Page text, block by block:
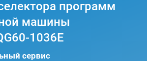
программ
машины
1036E
сервис